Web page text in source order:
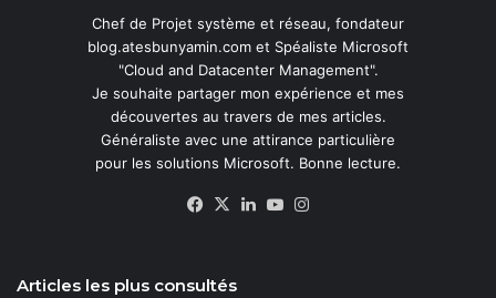
Chef de Projet système et réseau, fondateur
blog.atesbunyamin.com et Spéaliste Microsoft
"Cloud and Datacenter Management".
Je souhaite partager mon expérience et mes
découvertes au travers de mes articles.
Généraliste avec une attirance particulière
pour les solutions Microsoft. Bonne lecture.
Facebook
X LinkedinYouTube
Articles les plus consultés